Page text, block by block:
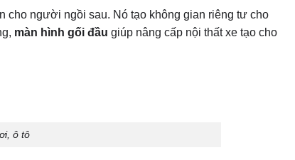
cho người ngồi sau. Nó tạo không gian riêng tư cho
màn hình gối đầu giúp nâng cấp nội thất xe tạo cho
ô tô